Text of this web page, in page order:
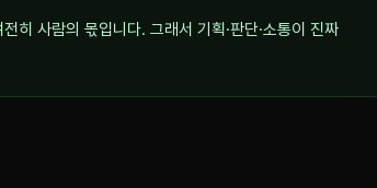
히 사람의 몫입니다. 그래서 기획·판단·소통이 진짜